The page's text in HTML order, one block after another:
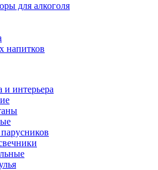
для алкоголя
напитков
и интерьера